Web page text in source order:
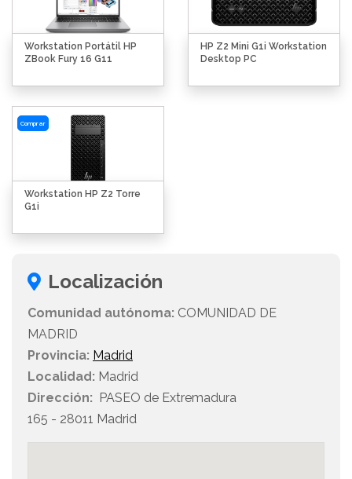
Workstation Portátil HP
ZBook Fury 16 G11
HP Z2 Mini G1i Workstation
Desktop PC
Comprar
Workstation HP Z2 Torre
G1i
Localización
Comunidad autónoma: COMUNIDAD DE
MADRID
Provincia: Madrid
Localidad: Madrid
Dirección: PASEO de Extremadura
165 - 28011 Madrid